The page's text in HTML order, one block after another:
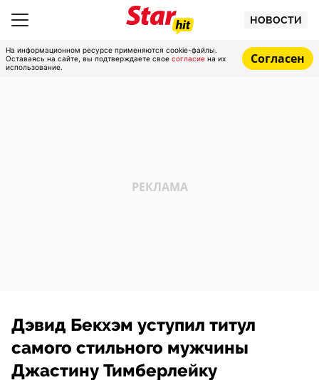
НОВОСТИ
На информационном ресурсе применяются cookie-файлы.
Оставаясь на сайте, вы подтверждаете свое согласие на их
использование.
Согласен
Дэвид Бекхэм уступил титул
самого стильного мужчины
Джастину Тимберлейку